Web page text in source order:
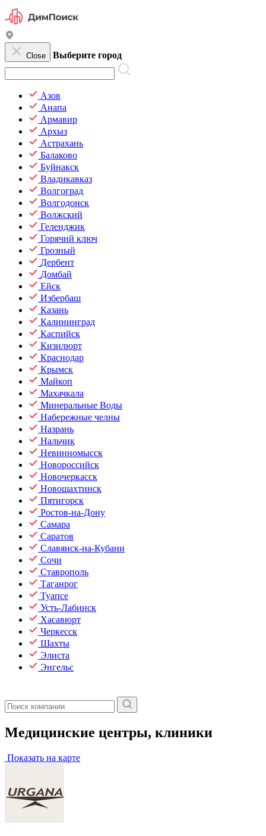
Close Выберите город
Азов
Анапа
Армавир
Архыз
Астрахань
Балаково
Буйнакск
Владикавказ
Волгоград
Волгодонск
Волжский
Геленджик
Горячий ключ
Грозный
Дербент
Домбай
Ейск
Избербаш
Казань
Калининград
Каспийск
Кизилюрт
Краснодар
Крымск
Майкоп
Махачкала
Минеральные Воды
Набережные челны
Назрань
Нальчик
Невинномысск
Новороссийск
Новочеркасск
Новошахтинск
Пятигорск
Ростов-на-Дону
Самара
Саратов
Славянск-на-Кубани
Сочи
Ставрополь
Таганрог
Туапсе
Усть-Лабинск
Хасавюрт
Черкесск
Шахты
Элиста
Энгельс
Медицинские центры, клиники
Показать на карте